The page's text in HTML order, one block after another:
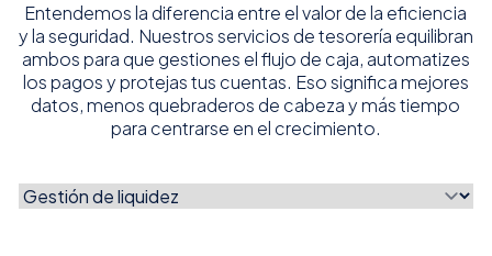
Entendemos la diferencia entre el valor de la eficiencia
y la seguridad. Nuestros servicios de tesorería equilibran
ambos para que gestiones el flujo de caja, automatizes
los pagos y protejas tus cuentas. Eso significa mejores
datos, menos quebraderos de cabeza y más tiempo
para centrarse en el crecimiento.